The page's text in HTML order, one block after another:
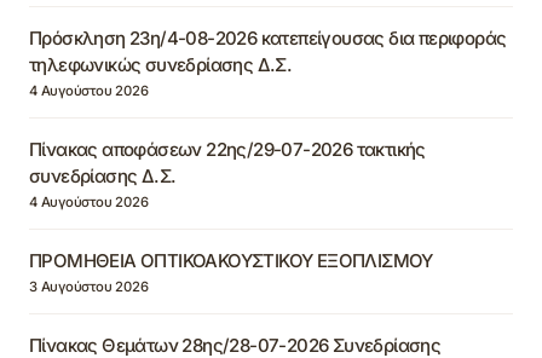
Πρόσκληση 23η/4-08-2026 κατεπείγουσας δια περιφοράς
τηλεφωνικώς συνεδρίασης Δ.Σ.
4 Αυγούστου 2026
Πίνακας αποφάσεων 22ης/29-07-2026 τακτικής
συνεδρίασης Δ.Σ.
4 Αυγούστου 2026
ΠΡΟΜΗΘΕΙΑ ΟΠΤΙΚΟΑΚΟΥΣΤΙΚΟΥ ΕΞΟΠΛΙΣΜΟΥ
3 Αυγούστου 2026
Πίνακας Θεμάτων 28ης/28-07-2026 Συνεδρίασης